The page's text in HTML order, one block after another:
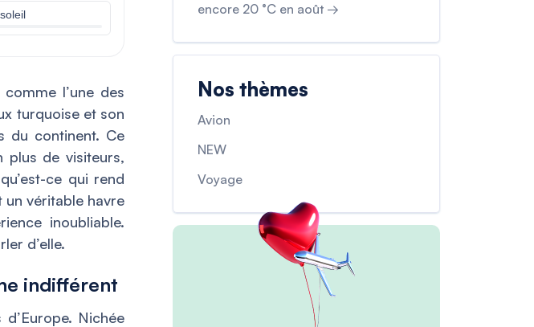
l’une des
turquoise et son
du continent. Ce
plus de visiteurs,
ce qui rend
un véritable havre
inoubliable.
d’elle.
indifférent
Nichée
encore 20 °C en août →
Nos thèmes
Avion
NEW
Voyage